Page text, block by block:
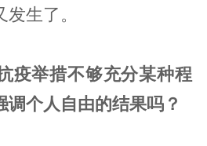
生了。
疫举措不够充分某种程
调个人自由的结果吗？